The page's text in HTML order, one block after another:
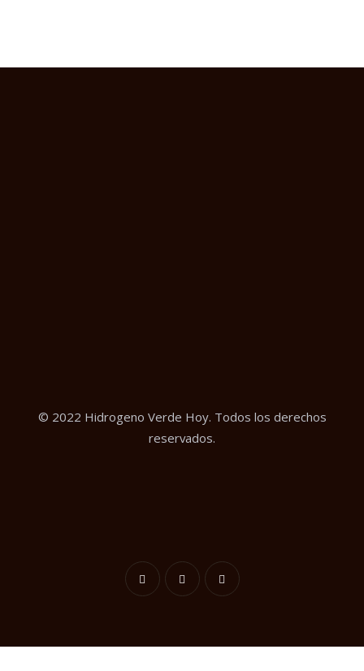
© 2022 Hidrogeno Verde Hoy. Todos los derechos
reservados.